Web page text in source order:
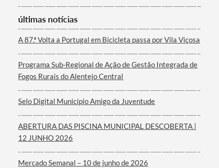
Filtros
últimas notícias
A 87.ª Volta a Portugal em Bicicleta passa por Vila Viçosa
Programa Sub-Regional de Ação de Gestão Integrada de
Fogos Rurais do Alentejo Central
Selo Digital Município Amigo da Juventude
ABERTURA DAS PISCINA MUNICIPAL DESCOBERTA |
12 JUNHO 2026
Mercado Semanal – 10 de junho de 2026